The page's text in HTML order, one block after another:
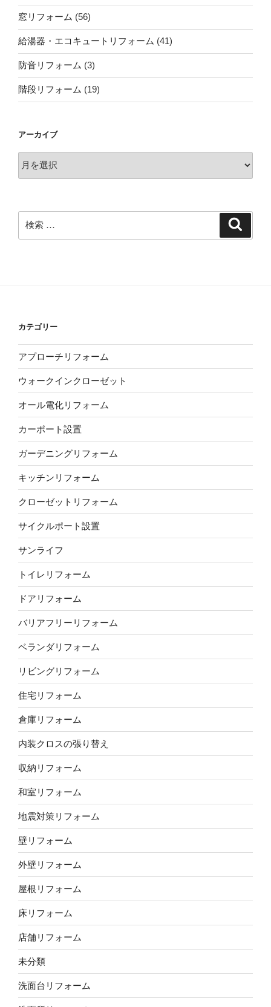
窓リフォーム (56)
給湯器・エコキュートリフォーム (41)
防音リフォーム (3)
階段リフォーム (19)
アーカイブ
ー
索:
カテゴリー
アプローチリフォーム
ウォークインクローゼット
オール電化リフォーム
カーポート設置
ガーデニングリフォーム
キッチンリフォーム
クローゼットリフォーム
サイクルポート設置
サンライフ
トイレリフォーム
ドアリフォーム
バリアフリーリフォーム
ベランダリフォーム
リビングリフォーム
住宅リフォーム
倉庫リフォーム
内装クロスの張り替え
収納リフォーム
和室リフォーム
地震対策リフォーム
壁リフォーム
外壁リフォーム
屋根リフォーム
床リフォーム
店舗リフォーム
未分類
洗面台リフォーム